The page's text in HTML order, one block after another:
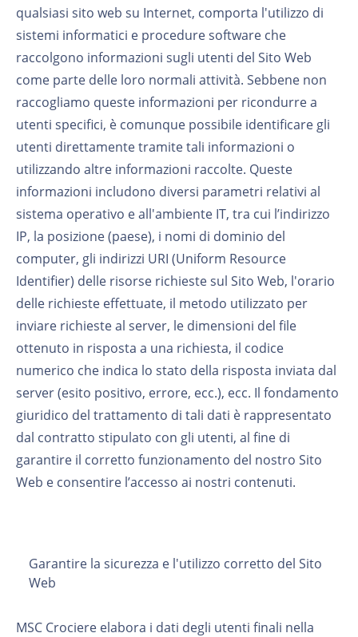
qualsiasi sito web su Internet, comporta l'utilizzo di
sistemi informatici e procedure software che
raccolgono informazioni sugli utenti del Sito Web
come parte delle loro normali attività. Sebbene non
raccogliamo queste informazioni per ricondurre a
utenti specifici, è comunque possibile identificare gli
utenti direttamente tramite tali informazioni o
utilizzando altre informazioni raccolte. Queste
informazioni includono diversi parametri relativi al
sistema operativo e all'ambiente IT, tra cui l’indirizzo
IP, la posizione (paese), i nomi di dominio del
computer, gli indirizzi URI (Uniform Resource
Identifier) delle risorse richieste sul Sito Web, l'orario
delle richieste effettuate, il metodo utilizzato per
inviare richieste al server, le dimensioni del file
ottenuto in risposta a una richiesta, il codice
numerico che indica lo stato della risposta inviata dal
server (esito positivo, errore, ecc.), ecc. Il fondamento
giuridico del trattamento di tali dati è rappresentato
dal contratto stipulato con gli utenti, al fine di
garantire il corretto funzionamento del nostro Sito
Web e consentire l’accesso ai nostri contenuti.
Garantire la sicurezza e l'utilizzo corretto del Sito
Web
MSC Crociere elabora i dati degli utenti finali nella